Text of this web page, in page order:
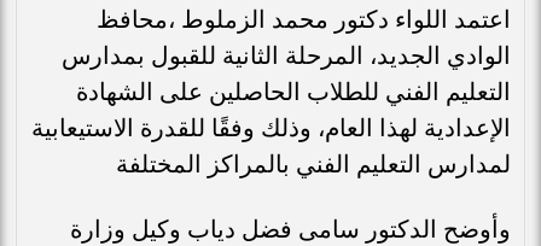
اعتمد اللواء دكتور محمد الزملوط ،محافظ
الوادي الجديد، المرحلة الثانية للقبول بمدارس
التعليم الفني للطلاب الحاصلين على الشهادة
الإعدادية لهذا العام، وذلك وفقًا للقدرة الاستيعابية
لمدارس التعليم الفني بالمراكز المختلفة
وأوضح الدكتور سامى فضل دياب وكيل وزارة